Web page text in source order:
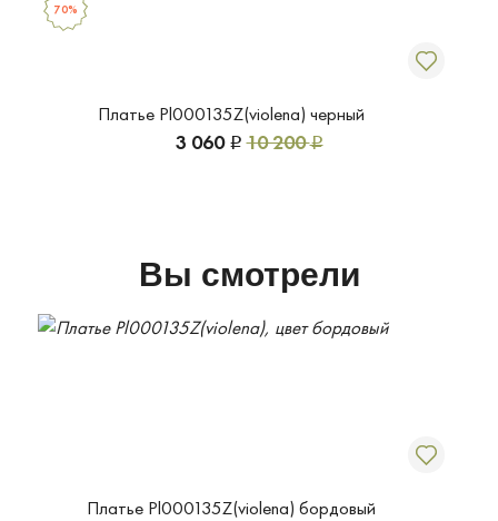
Платье Pl000135Z(violena) черный
3 060 Р 10 200Р
70%
Вы смотрели
Платье Pl000135Z(violena) бордовый